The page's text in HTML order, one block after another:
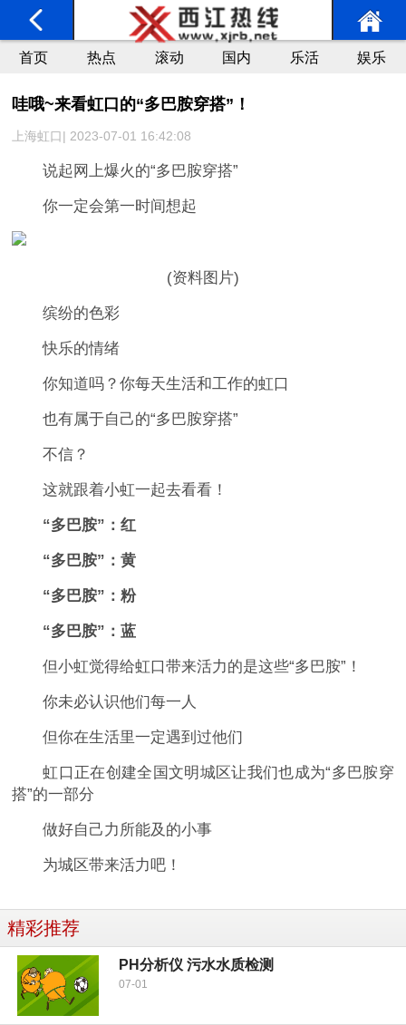
首页 热点 滚动 国内 乐活 娱乐
哇哦~来看虹口的“多巴胺穿搭”！
上海虹口| 2023-07-01 16:42:08
说起网上爆火的“多巴胺穿搭”
你一定会第一时间想起
(资料图片)
缤纷的色彩
快乐的情绪
你知道吗？你每天生活和工作的虹口
也有属于自己的“多巴胺穿搭”
不信？
这就跟着小虹一起去看看！
“多巴胺”：红
“多巴胺”：黄
“多巴胺”：粉
“多巴胺”：蓝
但小虹觉得给虹口带来活力的是这些“多巴胺”！
你未必认识他们每一人
但你在生活里一定遇到过他们
虹口正在创建全国文明城区让我们也成为“多巴胺穿
搭”的一部分
做好自己力所能及的小事
为城区带来活力吧！
精彩推荐
PH分析仪 污水水质检测
07-01